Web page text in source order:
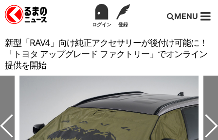
ログイン 登録
MENU
新型「RAV4」向け純正アクセサリーが後付け可能に！
「トヨタ アップグレード ファクトリー」でオンライン
提供を開始